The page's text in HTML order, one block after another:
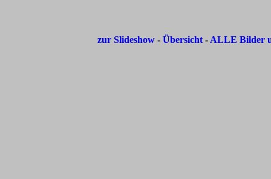
zur Slideshow -Übersicht- ALLE Bilder